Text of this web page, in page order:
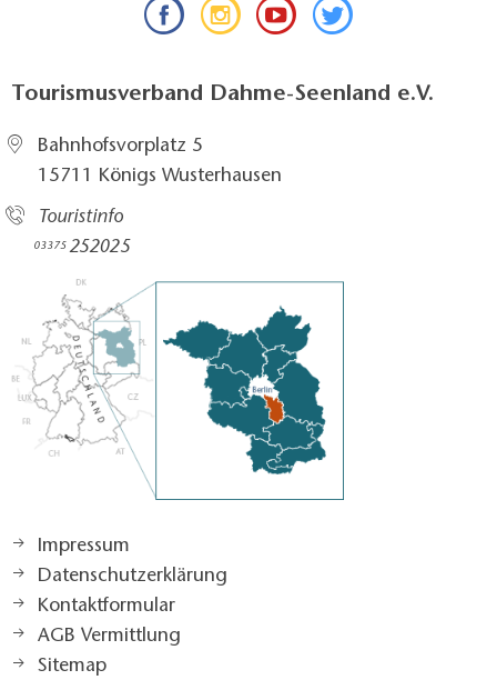
Tourismusverband Dahme-Seenland e.V.
Bahnhofsvorplatz 5​
15711 Königs Wusterhausen
Touristinfo
03375252025​
Impressum
Datenschutzerklärung
Kontaktformular
AGB Vermittlung
Sitemap